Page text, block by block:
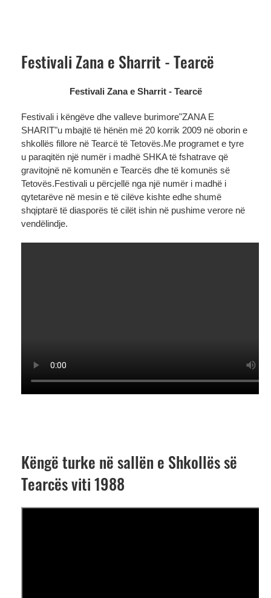
Festivali Zana e Sharrit - Tearcë
Festivali Zana e Sharrit - Tearcë
Festivali i këngëve dhe valleve burimore"ZANA E
SHARIT"u mbajtë të hënën më 20 korrik 2009 në oborin e
shkollës fillore në Tearcë të Tetovës.Me programet e tyre
u paraqitën një numër i madhë SHKA të fshatrave që
gravitojnë në komunën e Tearcës dhe të komunës së
Tetovës.Festivali u përcjellë nga një numër i madhë i
qytetarëve në mesin e të cilëve kishte edhe shumë
shqiptarë të diasporës të cilët ishin në pushime verore në
vendëlindje.
Këngë turke në sallën e Shkollës së
Tearcës viti 1988